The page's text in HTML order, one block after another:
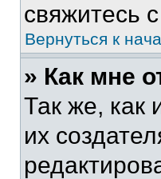
свяжитесь
Вернуться к
» Как мне
Так же, как
их